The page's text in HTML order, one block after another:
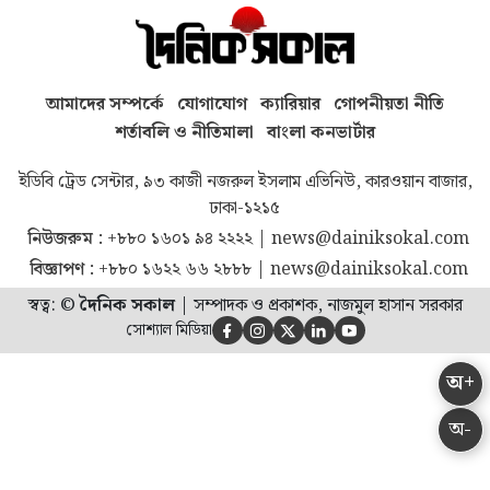
অ-
অ+
আমাদের সম্পর্কে যোগাযোগ ক্যারিয়ার গোপনীয়তা নীতি
শর্তাবলি ও নীতিমালা বাংলা কনভার্টার
ইডিবি ট্রেড সেন্টার, ৯৩ কাজী নজরুল ইসলাম এভিনিউ, কারওয়ান বাজার,
ঢাকা-১২১৫
নিউজরুম : +৮৮০ ১৬০১ ৯৪ ২২২২| news@dainiksokal.com
বিজ্ঞাপণ : +৮৮০ ১৬২২ ৬৬ ২৮৮৮| news@dainiksokal.com
স্বত্ব: ©দৈনিক সকাল| সম্পাদক ও প্রকাশক, নাজমুল হাসান সরকার
সোশ্যাল মিডিয়া     